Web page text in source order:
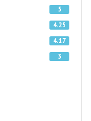
5
4.25
4.17
3